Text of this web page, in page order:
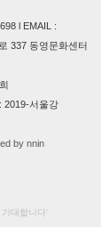
l EMAIL :
337 동영문화센터
2019-서울강
by nnin
대합니다'